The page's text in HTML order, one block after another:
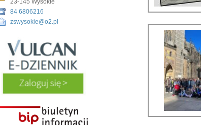
23-145 Wysokie
84 6806216
zswysokie@o2.pl